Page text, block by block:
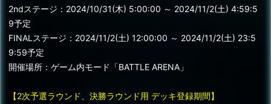
2ndステージ：2024/10/31(木) 5:00:00 ～ 2024/11/2(土) 4:59:5
9予定
FINALステージ：2024/11/2(土) 12:00:00 ～ 2024/11/2(土) 23:5
9:59予定
開催場所：ゲーム内モード「BATTLE ARENA」
【2次予選ラウンド、決勝ラウンド用 デッキ登録期間】